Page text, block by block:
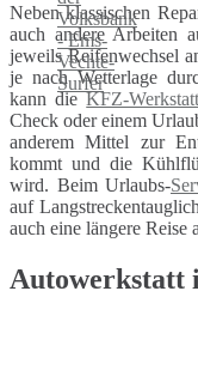
Neben klassischen
auch andere Arbeiten
jeweils Reifenwechsel
je nach Wetterlage
kann dieKFZ-Werkstatt
Check oder einem
anderem Mittel zur
kommt und die
wird. Beim Urlaubs-
auf
auch eine längere Reise
Autowerkstatt